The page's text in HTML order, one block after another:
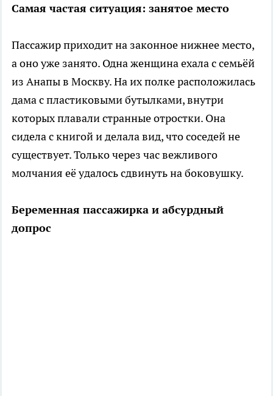
Самая частая ситуация: занятое место
Пассажир приходит на законное нижнее место,
а оно уже занято. Одна женщина ехала с семьёй
из Анапы в Москву. На их полке расположилась
дама с пластиковыми бутылками, внутри
которых плавали странные отростки. Она
сидела с книгой и делала вид, что соседей не
существует. Только через час вежливого
молчания её удалось сдвинуть на боковушку.
Беременная пассажирка и абсурдный
допрос